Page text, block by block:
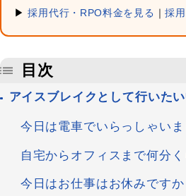
▶採用代行・RPO料金を見る ｜採
目次
アイスブレイクとして行いた
今日は電車でいらっしゃいま
自宅からオフィスまで何分
今日はお仕事はお休みですか